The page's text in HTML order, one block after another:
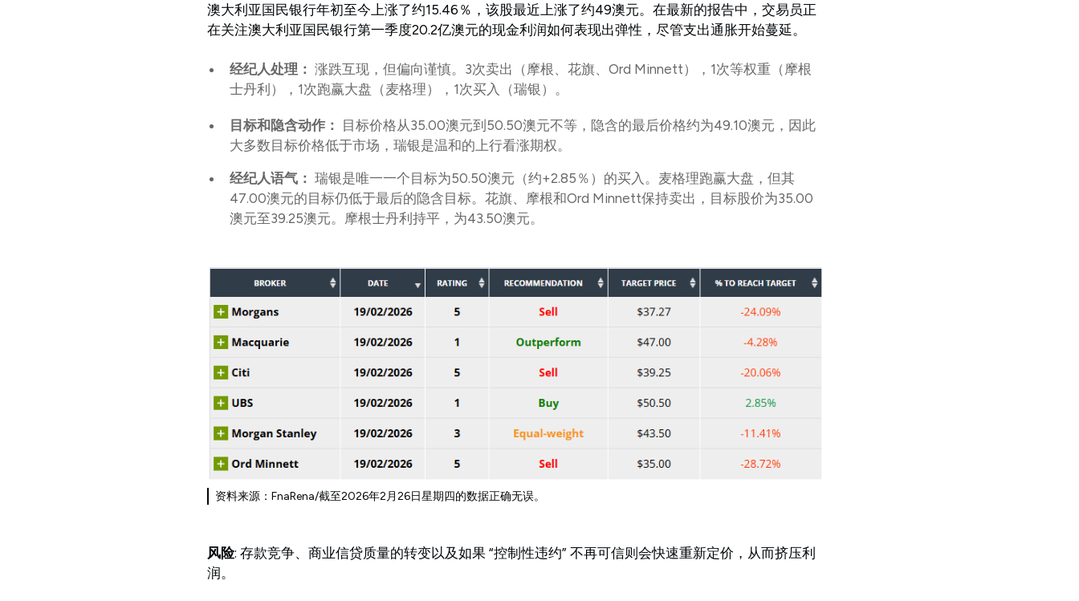
澳大利亚国民银行年初至今上涨了约15.46％，该股最近上涨了约49澳元。在最新的报告中，交易员正
在关注澳大利亚国民银行第一季度20.2亿澳元的现金利润如何表现出弹性，尽管支出通胀开始蔓延。
经纪人处理： 涨跌互现，但偏向谨慎。3次卖出（摩根、花旗、Ord Minnett），1次等权重（摩根
士丹利），1次跑赢大盘（麦格理），1次买入（瑞银）。
目标和隐含动作：
目标价格从35.00澳元到50.50澳元不等，隐含的最后价格约为49.10澳元，因此
大多数目标价格低于市场，瑞银是温和的上行看涨期权。
经纪人语气： 瑞银是唯一一个目标为50.50澳元（约+2.85％）的买入。麦格理跑赢大盘，但其
47.00澳元的目标仍低于最后的隐含目标。花旗、摩根和Ord Minnett保持卖出，目标股价为35.00
澳元至39.25澳元。摩根士丹利持平，为43.50澳元。
资料来源：FnaRena/截至2026年2月26日星期四的数据正确无误。
风险: 存款竞争、商业信贷质量的转变以及如果 “控制性违约” 不再可信则会快速重新定价，从而挤压利
润。